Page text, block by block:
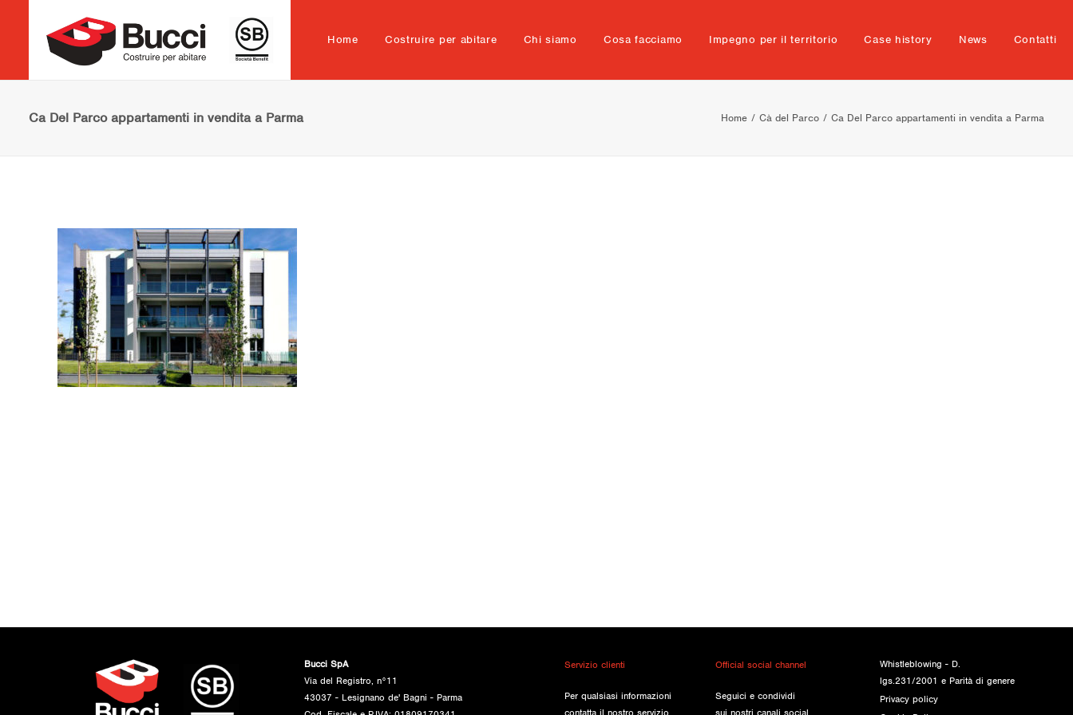
Home Costruire per abitare Chi siamo Cosa facciamo Impegno per il territorio Case history News Contatti
Ca Del Parco appartamenti in vendita a Parma Home Cà del Parco Ca Del Parco appartamenti in vendita a Parma
Bucci SpA
Via del Registro, n°11
43037 - Lesignano de' Bagni - Parma
Servizio clienti
Per qualsiasi informazioni
Official social channel
Seguici e condividi
Whistleblowing - D.
lgs.231/2001 e Parità di genere
Privacy policy